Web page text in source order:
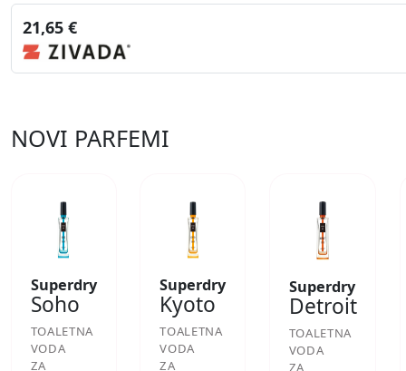
21,65 €
NOVI PARFEMI
Superdry
Soho
TOALETNA
VODA
ZA
Superdry
Kyoto
TOALETNA
VODA
ZA
Superdry
Detroit
TOALETNA
VODA
ZA